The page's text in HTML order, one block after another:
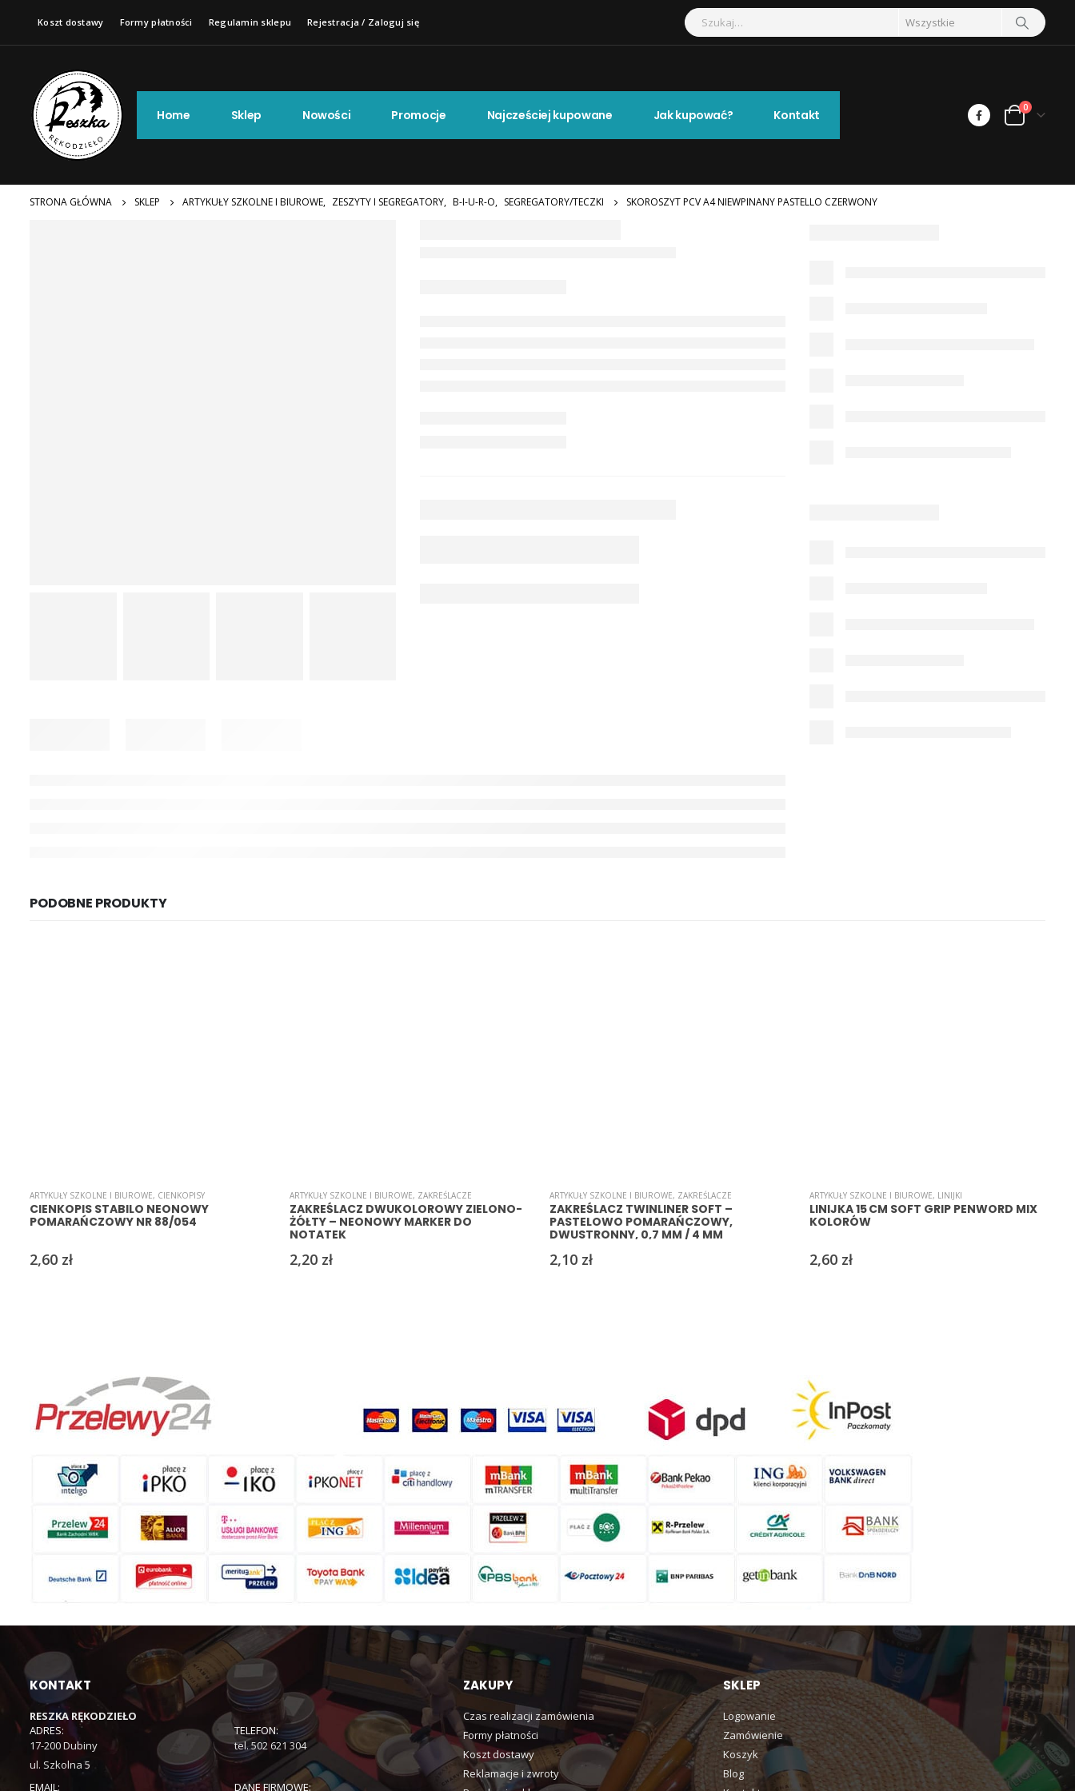
Koszt dostawy Formy płatności Regulamin sklepu Rejestracja / Zaloguj się
Home Sklep Nowości Promocje Najcześciej kupowane Jak kupować? Kontakt 0
STRONA GŁÓWNA SKLEP ARTYKUŁY SZKOLNE I BIUROWE, ZESZYTY I SEGREGATORY, B-I-U-R-O, SEGREGATORY/TECZKI SKOROSZYT PCV A4 NIEWPINANY PASTELLO CZERWONY
PODOBNE PRODUKTY
ARTYKUŁY SZKOLNE I BIUROWE, CIENKOPISY
CIENKOPIS STABILO NEONOWY
POMARAŃCZOWY NR 88/054
2,60 zł
ARTYKUŁY SZKOLNE I BIUROWE, ZAKREŚLACZE
ZAKREŚLACZ DWUKOLOROWY ZIELONO-
ŻÓŁTY – NEONOWY MARKER DO
NOTATEK
2,20 zł
ARTYKUŁY SZKOLNE I BIUROWE, ZAKREŚLACZE
ZAKREŚLACZ TWINLINER SOFT –
PASTELOWO POMARAŃCZOWY,
DWUSTRONNY, 0,7 MM / 4 MM
2,10 zł
ARTYKUŁY SZKOLNE I BIUROWE, LINIJKI
LINIJKA 15 CM SOFT GRIP PENWORD MIX
KOLORÓW
2,60 zł
KONTAKT
RESZKA RĘKODZIEŁO
ADRES:
17-200 Dubiny
ul. Szkolna 5
TELEFON:
tel. 502 621 304
EMAIL: DANE FIRMOWE:
ZAKUPY
Czas realizacji zamówienia
Formy płatności
Koszt dostawy
Reklamacje i zwroty
SKLEP
Logowanie
Zamówienie
Koszyk
Blog